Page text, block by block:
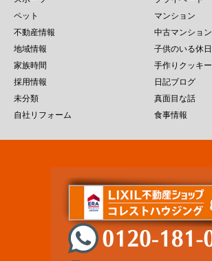
ペット
マンション
不動産情報
中古マンション
地域情報
子供のいる休日
家族時間
手作りクッキー
採用情報
日記ブログ
未分類
真面目な話
自社リフォーム
食事情報